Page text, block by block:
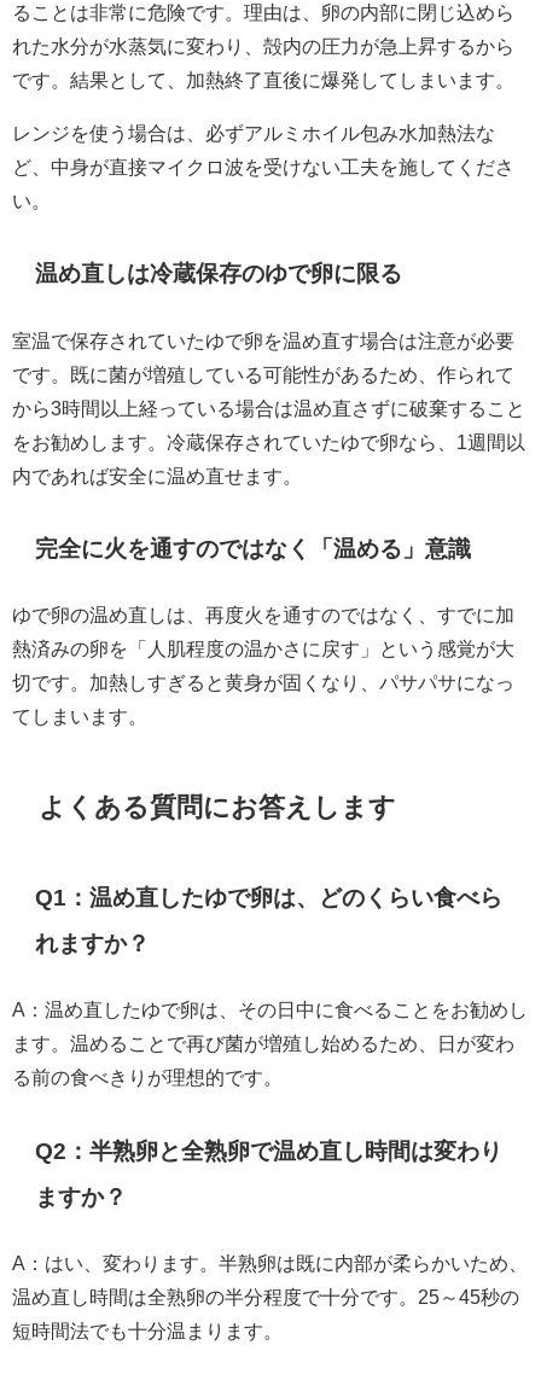
ることは非常に危険です。理由は、卵の内部に閉じ込めら
れた水分が水蒸気に変わり、殻内の圧力が急上昇するから
です。結果として、加熱終了直後に爆発してしまいます。
レンジを使う場合は、必ずアルミホイル包み水加熱法な
ど、中身が直接マイクロ波を受けない工夫を施してくださ
い。
温め直しは冷蔵保存のゆで卵に限る
室温で保存されていたゆで卵を温め直す場合は注意が必要
です。既に菌が増殖している可能性があるため、作られて
から3時間以上経っている場合は温め直さずに破棄すること
をお勧めします。冷蔵保存されていたゆで卵なら、1週間以
内であれば安全に温め直せます。
完全に火を通すのではなく「温める」意識
ゆで卵の温め直しは、再度火を通すのではなく、すでに加
熱済みの卵を「人肌程度の温かさに戻す」という感覚が大
切です。加熱しすぎると黄身が固くなり、パサパサになっ
てしまいます。
よくある質問にお答えします
Q1：温め直したゆで卵は、どのくらい食べら
れますか？
A：温め直したゆで卵は、その日中に食べることをお勧めし
ます。温めることで再び菌が増殖し始めるため、日が変わ
る前の食べきりが理想的です。
Q2：半熟卵と全熟卵で温め直し時間は変わり
ますか？
A：はい、変わります。半熟卵は既に内部が柔らかいため、
温め直し時間は全熟卵の半分程度で十分です。25～45秒の
短時間法でも十分温まります。